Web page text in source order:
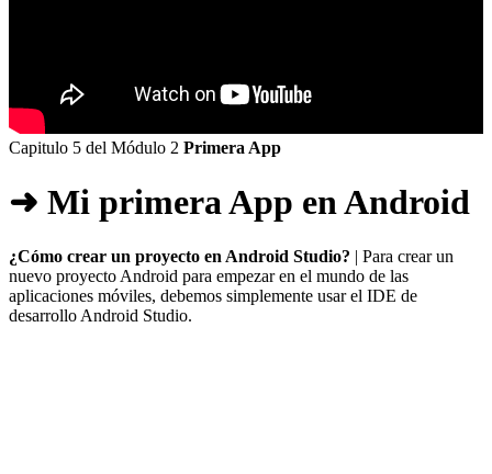
Capitulo 5 del Módulo 2 Primera App
➜ Mi primera App en Android
¿Cómo crear un proyecto en Android Studio? | Para crear un
nuevo proyecto Android para empezar en el mundo de las
aplicaciones móviles, debemos simplemente usar el IDE de
desarrollo Android Studio.